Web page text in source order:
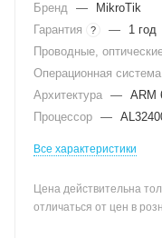
Бренд —
MikroTik
Гарантия
? —
1 год
Проводные,
Операционная система
Архитектура — ARM
Процессор —
Все характеристики
Цена действительна
отличаться от цен в